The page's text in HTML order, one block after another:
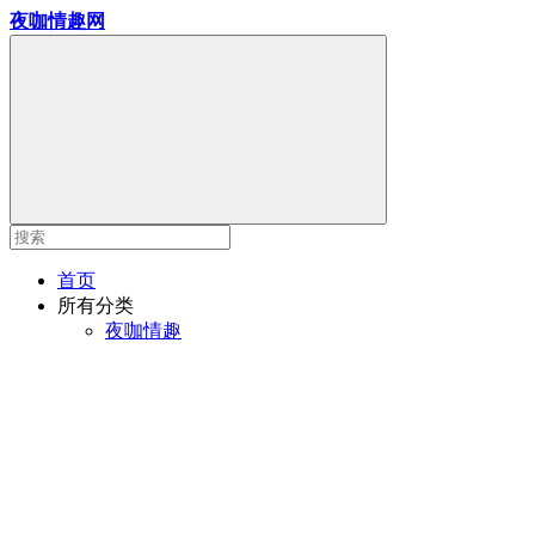
夜咖情趣网
首页
所有分类
夜咖情趣